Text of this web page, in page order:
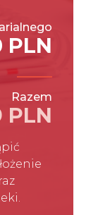
PLN
Razem
PLN